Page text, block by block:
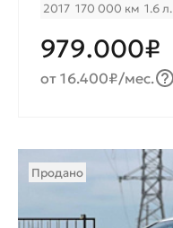
2017 170 000 км 1.6 л.
979.000₽
от 16.400₽/мес.
Продано